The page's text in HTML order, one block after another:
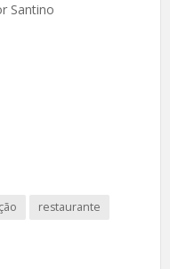
Santino
restaurante